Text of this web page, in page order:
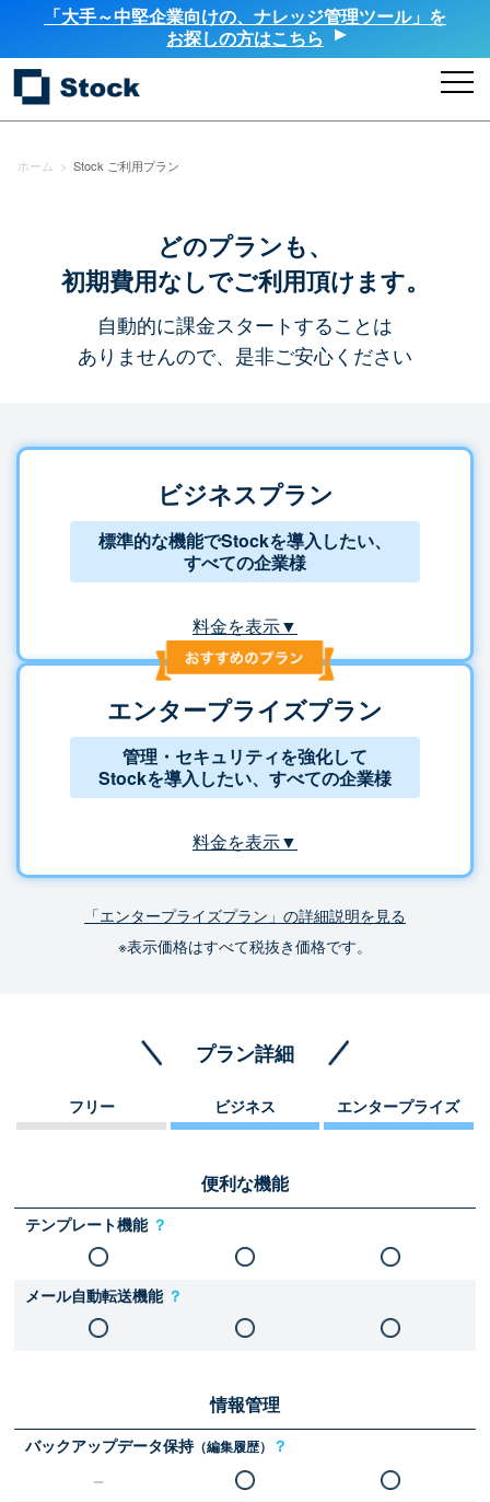
「大手～中堅企業向けの、ナレッジ管理ツール」を
お探しの方はこちら
ホーム > Stock ご利用プラン
どのプランも、
初期費用なしでご利用頂けます。
自動的に課金スタートすることは
ありませんので、是非ご安心ください
ビジネスプラン
標準的な機能でStockを導入したい、
すべての企業様
料金を表示▼
エンタープライズプラン
管理・セキュリティを強化して
Stockを導入したい、すべての企業様
料金を表示▼
「エンタープライズプラン」の詳細説明を見る
※表示価格はすべて税抜き価格です。
プラン詳細
フリー ビジネス エンタープライズ
便利な機能
テンプレート機能 ？
メール自動転送機能 ？
情報管理
バックアップデータ保持（編集履歴） ？